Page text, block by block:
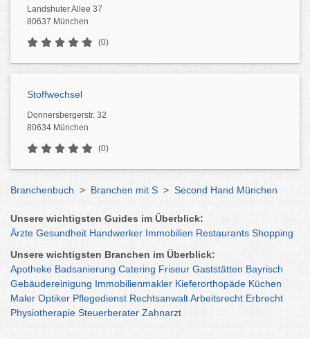
Landshuter Allee 37
80637 München
(0)
Stoffwechsel
Donnersbergerstr. 32
80634 München
(0)
Branchenbuch > Branchen mit S > Second Hand München
Unsere wichtigsten Guides im Überblick:
Ärzte Gesundheit Handwerker Immobilien Restaurants Shopping
Unsere wichtigsten Branchen im Überblick:
Apotheke Badsanierung Catering Friseur Gaststätten Bayrisch
Gebäudereinigung Immobilienmakler Kieferorthopäde Küchen
Maler Optiker Pflegedienst RechtsanwaltArbeitsrecht Erbrecht
Physiotherapie Steuerberater Zahnarzt